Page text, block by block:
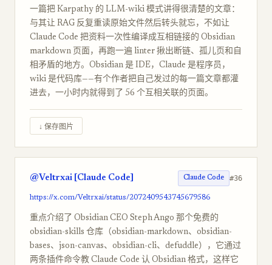
一篇把 Karpathy 的 LLM-wiki 模式讲得很清楚的文章：
与其让 RAG 反复重读原始文件然后转头就忘，不如让
Claude Code 把资料一次性编译成互相链接的 Obsidian
markdown 页面，再跑一遍 linter 揪出断链、孤儿页和自
相矛盾的地方。Obsidian 是 IDE，Claude 是程序员，
wiki 是代码库——有个作者把自己发过的每一篇文章都灌
进去，一小时内就得到了 56 个互相关联的页面。
↓ 保存图片
@Veltrxai [Claude Code] Claude Code #36
https://x.com/Veltrxai/status/2072409543745679586
重点介绍了 Obsidian CEO Steph Ango 那个免费的
obsidian-skills 仓库（obsidian-markdown、obsidian-
bases、json-canvas、obsidian-cli、defuddle），它通过
两条插件命令教 Claude Code 认 Obsidian 格式，这样它